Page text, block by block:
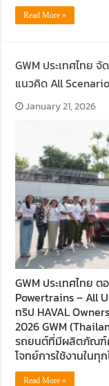
Read More »
GWM ประเทศไทย
แนวคิด All
January 21, 2026
GWM ประเทศไทย
Powertrains – All
ทริป HAVAL
2026 GWM
รถยนต์ที่มีผลิตภัณฑ์
โจทย์การใช้งานในทุ
Read More »